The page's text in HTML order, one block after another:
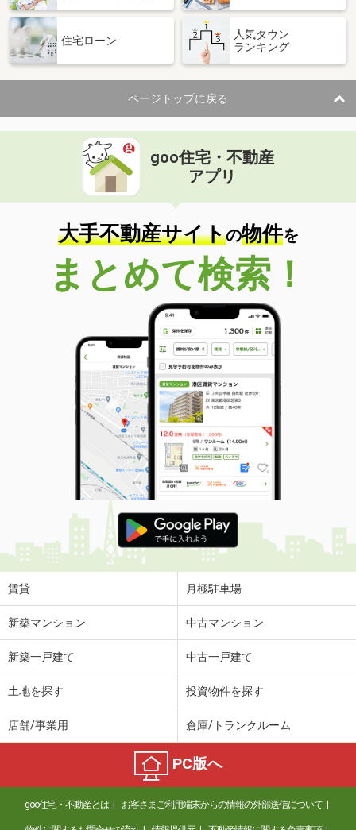
住宅ローン
人気タウン
ランキング
ページトップに戻る
goo住宅・不動産
アプリ
大手不動産サイトの物件を
まとめて検索！
賃貸 月極駐車場
新築マンション 中古マンション
新築一戸建て 中古一戸建て
土地を探す 投資物件を探す
店舗/事業用 倉庫/トランクルーム
PC版へ
goo住宅・不動産とは お客さまご利用端末からの情報の外部送信について